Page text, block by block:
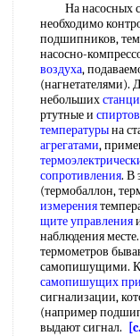
На насосных
необходимо
подшипников,
насосно-
воздуха,
(нагнетателями).
небольших
ртутные и
температурына
агрегатами,
сопротивления. В
(термобаллон,
измерения
щите управления
наблюдения месте.
термометров
самопишущими.
самопишущих
сигнализации,
(например
выдают сигнал.